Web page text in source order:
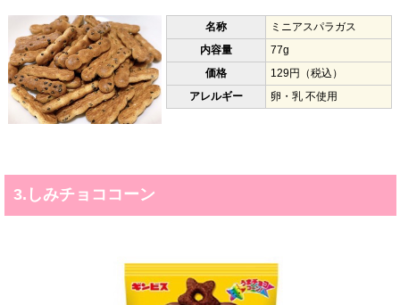
名称
ミニアスパラガス
内容量
77g
価格
129円（税込）
アレルギー
卵・乳 不使用
3.しみチョココーン